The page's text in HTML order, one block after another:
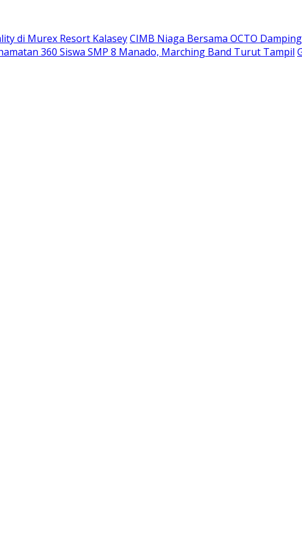
di Murex Resort KalaseyCIMB Niaga Bersama OCTO
360 Siswa SMP 8 Manado, Marching Band Turut Tampil